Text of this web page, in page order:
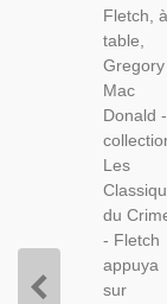
Donald,
1981 -,
Du
Crime,
Polar,
Roman
Policier,
Fletch, à
table,
Gregory
Mac
Donald -
Les
du
- Fletch
appuya
sur